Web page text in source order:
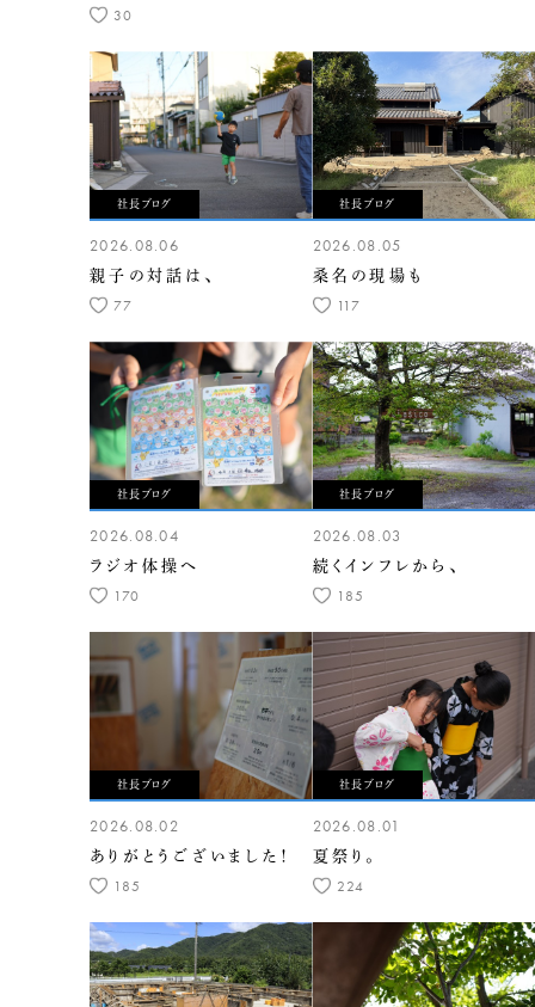
30
社長ブログ
2026.08.06
親子の対話は、
77
社長ブログ
2026.08.05
桑名の現場も
117
社長ブログ
2026.08.04
ラジオ体操へ
170
社長ブログ
2026.08.03
続くインフレから、
185
社長ブログ
2026.08.02
ありがとうございました！
185
社長ブログ
2026.08.01
夏祭り。
224